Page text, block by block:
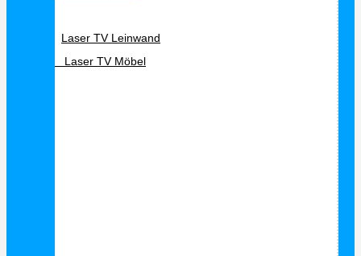
Laser TV Leinwand
Laser TV Möbel